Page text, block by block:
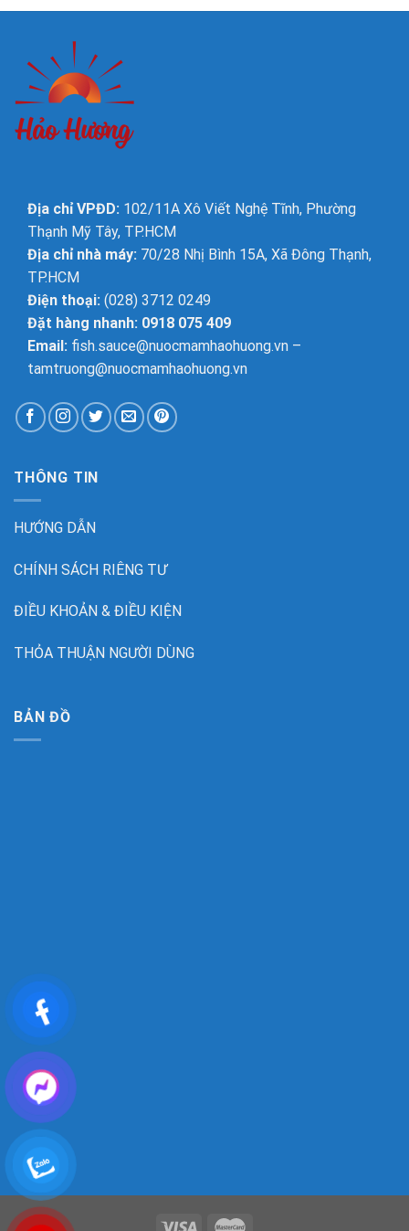
Địa chỉ VPĐD: 102/11A Xô Viết Nghệ Tĩnh, Phường
Thạnh Mỹ Tây, TP.HCM
Địa chỉ nhà máy: 70/28 Nhị Bình 15A, Xã Đông Thạnh,
TP.HCM
Điện thoại: (028) 3712 0249
Đặt hàng nhanh: 0918 075 409
Email: fish.sauce@nuocmamhaohuong.vn –
tamtruong@nuocmamhaohuong.vn
THÔNG TIN
HƯỚNG DẪN
CHÍNH SÁCH RIÊNG TƯ
ĐIỀU KHOẢN & ĐIỀU KIỆN
THỎA THUẬN NGƯỜI DÙNG
BẢN ĐỒ